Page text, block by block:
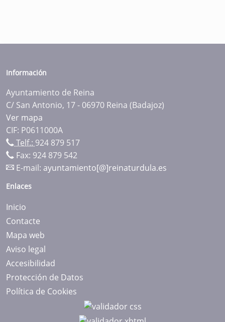
Información
Ayuntamiento de Reina
C/ San Antonio, 17 - 06970 Reina (Badajoz)
Ver mapa
CIF: P0611000A
Telf.: 924 879 517
Fax: 924 879 542
E-mail: ayuntamiento[@]reinaturdula.es
Enlaces
Inicio
Contacte
Mapa web
Aviso legal
Accesibilidad
Protección de Datos
Política de Cookies